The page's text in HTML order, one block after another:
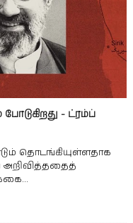
- ட்ரம்ப்
தொடங்கியுள்ளதாக
அறிவித்ததைத்